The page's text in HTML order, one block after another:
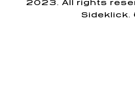
2023. All rights
Sideklick.